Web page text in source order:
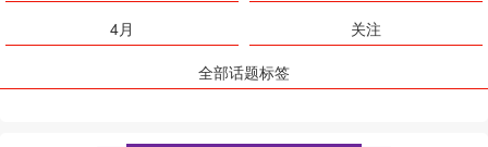
4月
关注
全部话题标签